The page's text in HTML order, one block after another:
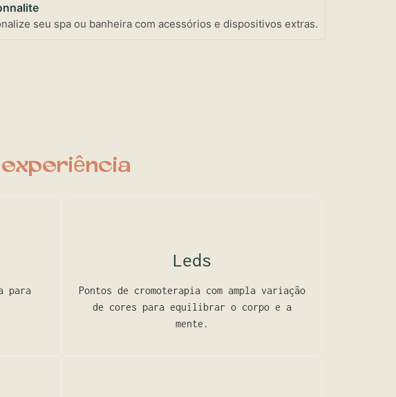
seu spa ou banheira com acessórios e dispositivos extras.
para
Leds
Pontos de cromoterapia com ampla variação
de cores para equilibrar o corpo e a
mente.